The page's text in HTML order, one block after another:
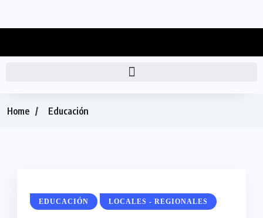
Home Educación
EDUCACIÓN LOCALES - REGIONALES